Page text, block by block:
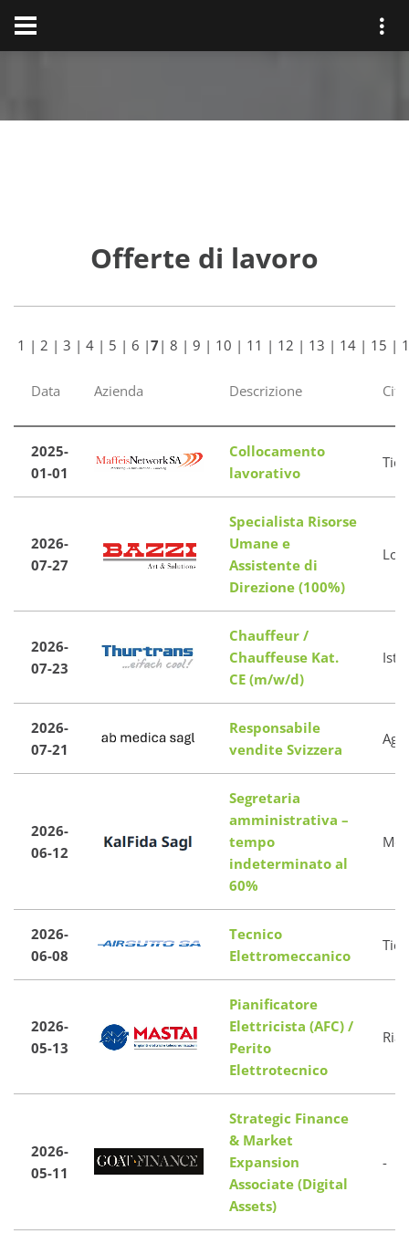
Offerte di lavoro
1 | 2 | 3 | 4 | 5 | 6 |7 | 8 | 9 | 10 | 11 | 12 | 13 | 14 | 15 |
Data Azienda Descrizione
2025-
01-01
Collocamento
lavorativo
2026-
07-27
Specialista Risorse
Umane e
Assistente di
Direzione (100%)
2026-
07-23
Chauffeur /
Chauffeuse Kat.
CE (m/w/d)
2026-
07-21
Responsabile
vendite Svizzera
2026-
06-12
Segretaria
amministrativa –
tempo
indeterminato al
60%
2026-
06-08
Tecnico
Elettromeccanico
2026-
05-13
Pianificatore
Elettricista (AFC) /
Perito
Elettrotecnico
2026-
05-11
Strategic Finance
& Market
Expansion
Associate (Digital
Assets)
-